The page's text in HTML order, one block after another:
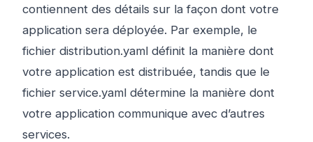
contiennent des détails sur la façon dont votre
application sera déployée. Par exemple, le
fichier distribution.yaml définit la manière dont
votre application est distribuée, tandis que le
fichier service.yaml détermine la manière dont
votre application communique avec d’autres
services.